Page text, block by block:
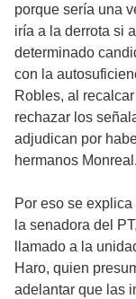
porque sería una
iría a la derrota si
determinado
con la
Robles, al
rechazar los
adjudican por
hermanos Monreal.
Por eso se
la senadora del
llamado a la
Haro, quien
adelantar que las